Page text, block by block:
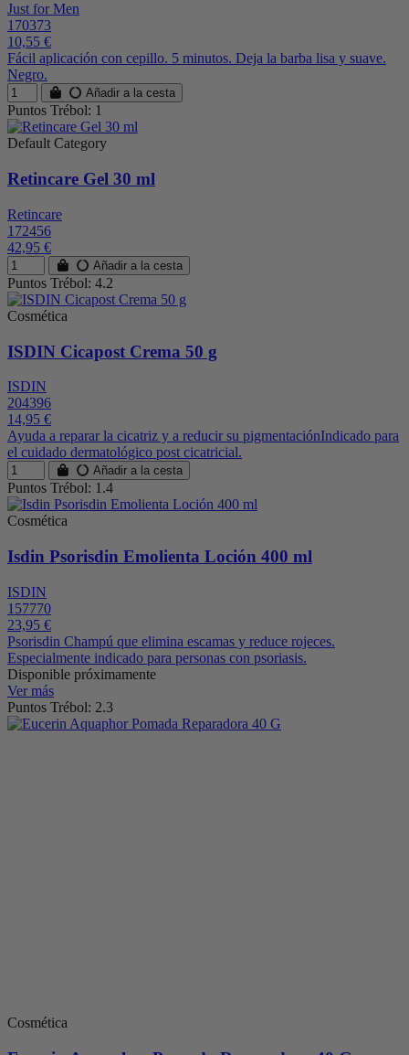
Just for Men
170373
10,55 €
Fácil aplicación con cepillo. 5 minutos. Deja la barba lisa y suave.
Negro.
Añadir a la cesta
Puntos Trébol: 1
Default Category
Retincare Gel 30 ml
Retincare
172456
42,95 €
Añadir a la cesta
Puntos Trébol: 4.2
Cosmética
ISDIN Cicapost Crema 50 g
ISDIN
204396
14,95 €
Ayuda a reparar la cicatriz y a reducir su pigmentaciónIndicado para
el cuidado dermatológico post cicatricial.
Añadir a la cesta
Puntos Trébol: 1.4
Cosmética
Isdin Psorisdin Emolienta Loción 400 ml
ISDIN
157770
23,95 €
Psorisdin Champú que elimina escamas y reduce rojeces.
Especialmente indicado para personas con psoriasis.
Disponible próximamente
Ver más
Puntos Trébol: 2.3
Cosmética